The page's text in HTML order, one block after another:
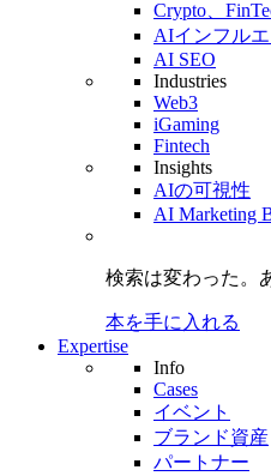
Crypto、
AIインフル
AI SEO
Industries
Web3
iGaming
Fintech
Insights
AIの可視性
AI Marketing
検索は変わった。
本を手に入れる
Expertise
Info
Cases
イベント
ブランド資産
パートナー